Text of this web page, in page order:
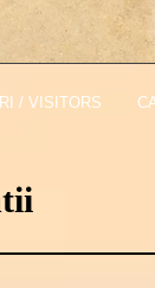
/ VISITORS